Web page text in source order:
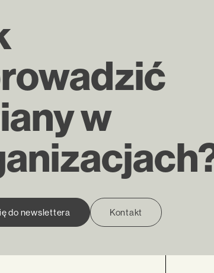
w
do newslettera Kontakt